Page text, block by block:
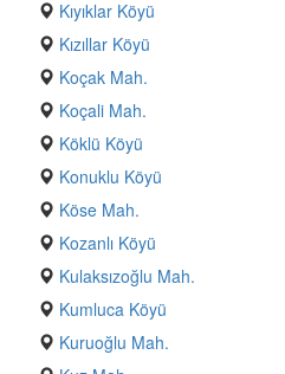
Kıyıklar Köyü
Kızıllar Köyü
Koçak Mah.
Koçali Mah.
Köklü Köyü
Konuklu Köyü
Köse Mah.
Kozanlı Köyü
Kulaksızoğlu Mah.
Kumluca Köyü
Kuruoğlu Mah.